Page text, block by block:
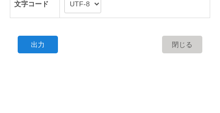
文字コード